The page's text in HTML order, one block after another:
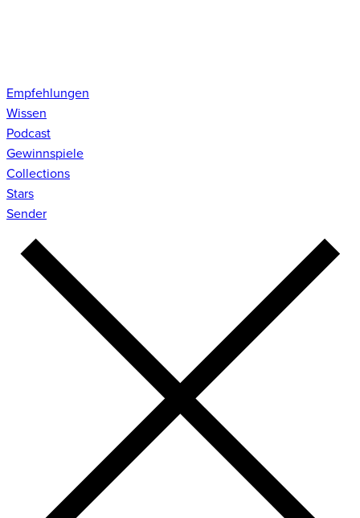
Empfehlungen
Wissen
Podcast
Gewinnspiele
Collections
Stars
Sender